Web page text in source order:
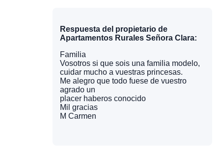
Respuesta del propietario de
Apartamentos Rurales Señora Clara:
Familia
Vosotros si que sois una familia modelo,
cuidar mucho a vuestras princesas.
Me alegro que todo fuese de vuestro
agrado un
placer haberos conocido
Mil gracias
M Carmen